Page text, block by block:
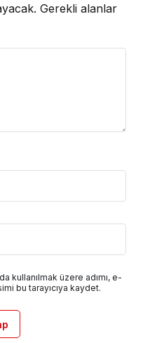
Gerekli alanlar
kullanılmak üzere adımı, e-
bu tarayıcıya kaydet.